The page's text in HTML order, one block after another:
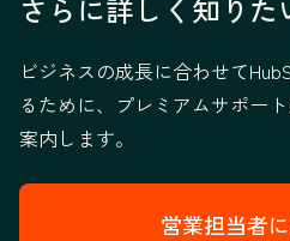
さらに詳しく知りた
ビジネスの成長に合わせて
るために、プレミアムサポー
案内します。
営業担当者